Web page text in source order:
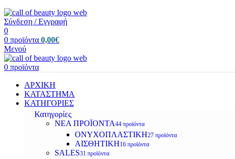
Σύνδεση / Εγγραφή
0
0 προϊόντα 0,00€
Μενού
0 προϊόντα
ΑΡΧΙΚΗ
ΚΑΤΑΣΤΗΜΑ
ΚΑΤΗΓΟΡΙΕΣ
Κατηγορίες
ΝΕΑ ΠΡΟΪΟΝΤΑ44 προϊόντα
ΟΝΥΧΟΠΛΑΣΤΙΚΗ27 προϊόντα
ΑΙΣΘΗΤΙΚΗ16 προϊόντα
SALES31 προϊόντα